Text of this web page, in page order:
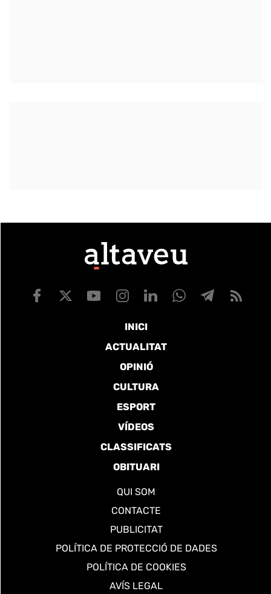
INICI
ACTUALITAT
OPINIÓ
CULTURA
ESPORT
VÍDEOS
CLASSIFICATS
OBITUARI
QUI SOM
CONTACTE
PUBLICITAT
POLÍTICA DE PROTECCIÓ DE DADES
POLÍTICA DE COOKIES
AVÍS LEGAL